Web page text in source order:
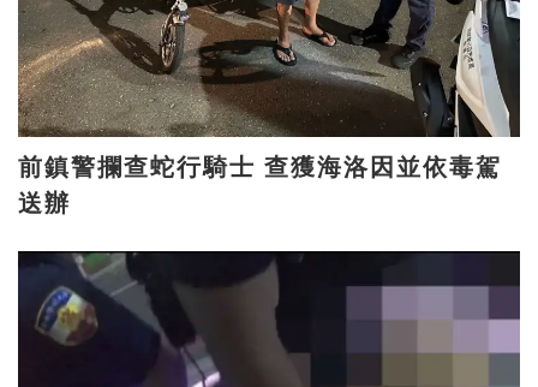
前鎮警攔查蛇行騎士 查獲海洛因並依毒駕
送辦